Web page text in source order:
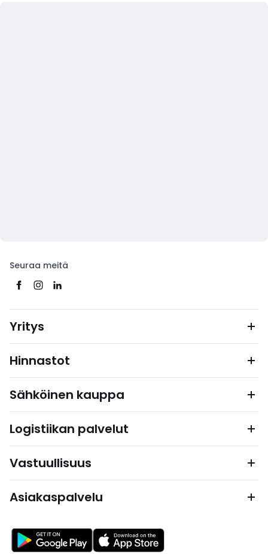
Seuraa meitä
Yritys
Hinnastot
Sähköinen kauppa
Logistiikan palvelut
Vastuullisuus
Asiakaspalvelu